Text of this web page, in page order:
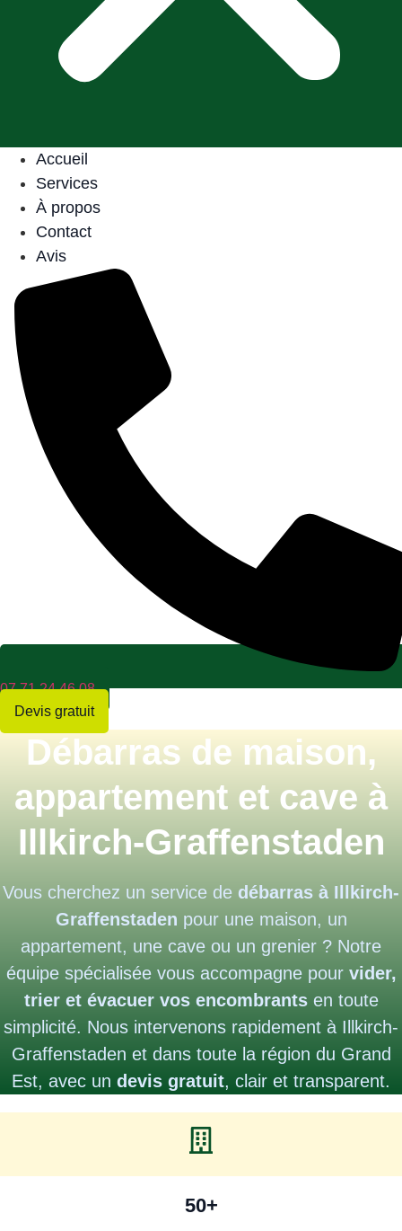
Accueil
Services
À propos
Contact
Avis
07 71 24 46 08
Devis gratuit
Débarras de maison,
appartement et cave à
Illkirch-Graffenstaden
Vous cherchez un service de débarras à Illkirch-
Graffenstaden pour une maison, un
appartement, une cave ou un grenier ? Notre
équipe spécialisée vous accompagne pour vider,
trier et évacuer vos encombrantsen toute
simplicité. Nous intervenons rapidement à Illkirch-
Graffenstaden et dans toute la région du Grand
Est, avec un devis gratuit, clair et transparent.
50+